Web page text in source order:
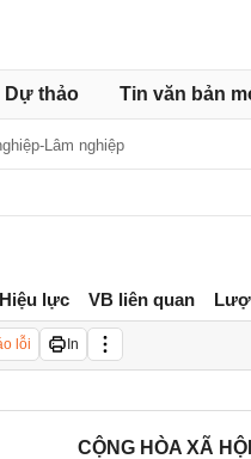
Dự thảo Tin văn bản
Lâm nghiệp
Hiệu lực VB liên quan
lỗi In
CỘNG HÒA XÃ